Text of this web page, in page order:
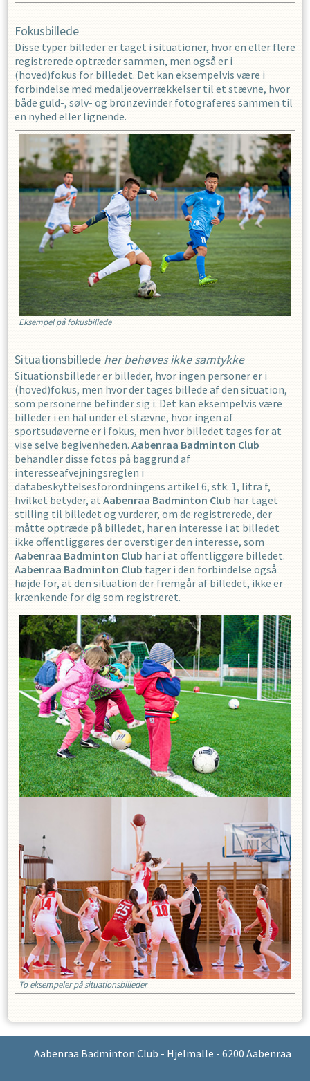
Fokusbillede
Disse typer billeder er taget i situationer, hvor en eller flere
registrerede optræder sammen, men også er i
(hoved)fokus for billedet. Det kan eksempelvis være i
forbindelse med medaljeoverrækkelser til et stævne, hvor
både guld-, sølv- og bronzevinder fotograferes sammen til
en nyhed eller lignende.
Eksempel på fokusbillede
Situationsbillede her behøves ikke samtykke
Situationsbilleder er billeder, hvor ingen personer er i
(hoved)fokus, men hvor der tages billede af den situation,
som personerne befinder sig i. Det kan eksempelvis være
billeder i en hal under et stævne, hvor ingen af
sportsudøverne er i fokus, men hvor billedet tages for at
vise selve begivenheden. Aabenraa Badminton Club
behandler disse fotos på baggrund af
interesseafvejningsreglen i
databeskyttelsesforordningens artikel 6, stk. 1, litra f,
hvilket betyder, at Aabenraa Badminton Club har taget
stilling til billedet og vurderer, om de registrerede, der
måtte optræde på billedet, har en interesse i at billedet
ikke offentliggøres der overstiger den interesse, som
Aabenraa Badminton Club har i at offentliggøre billedet.
Aabenraa Badminton Club tager i den forbindelse også
højde for, at den situation der fremgår af billedet, ikke er
krænkende for dig som registreret.
To eksempeler på situationsbilleder
Aabenraa Badminton Club - Hjelmalle - 6200 Aabenraa